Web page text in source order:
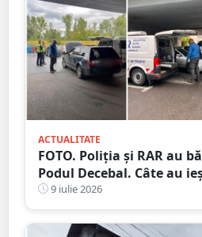
ACTUALITATE
FOTO. Poliția și RAR au
Podul Decebal. Câte au
9 iulie 2026